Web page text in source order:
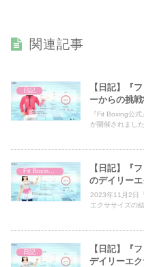
関連記事
日記
【日記】『
ーからの挑戦
『Fit Boxing公
が開催されました
Fit Boxing 2
【日記】『
のデイリー
2023年11月2日
エクササイズの
日記
【日記】『
デイリーエ